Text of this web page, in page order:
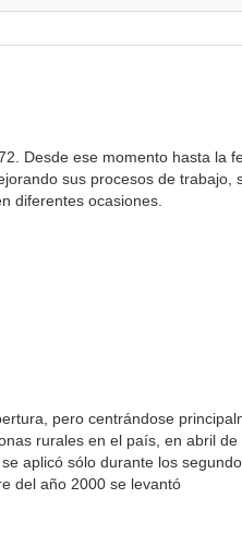
Desde ese momento hasta la
sus procesos de trabajo,
diferentes ocasiones.
pero centrándose
rurales en el país, en abril de
aplicó sólo durante los
del año 2000 se levantó